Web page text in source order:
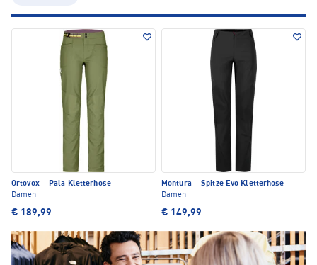
Ortovox ·
Pala Kletterhose
Damen
€ 189,99
Montura · Spitze Evo Kletterhose
Damen
€ 149,99